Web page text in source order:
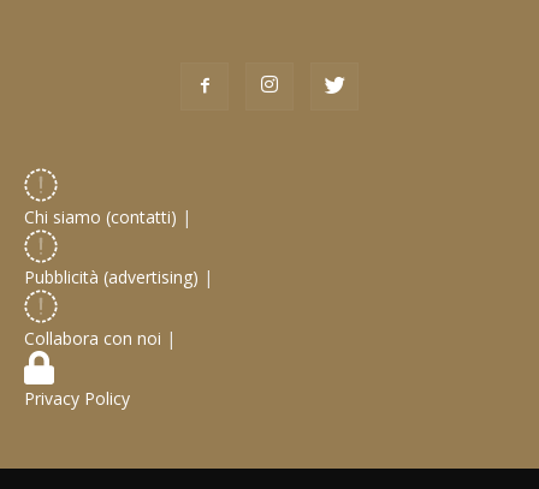
Chi siamo (contatti) |
Pubblicità (advertising) |
Collabora con noi |
Privacy Policy